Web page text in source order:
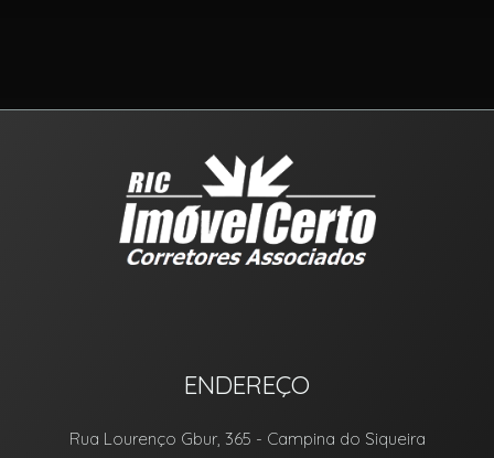
ENDEREÇO
Rua Lourenço Gbur, 365 - Campina do Siqueira